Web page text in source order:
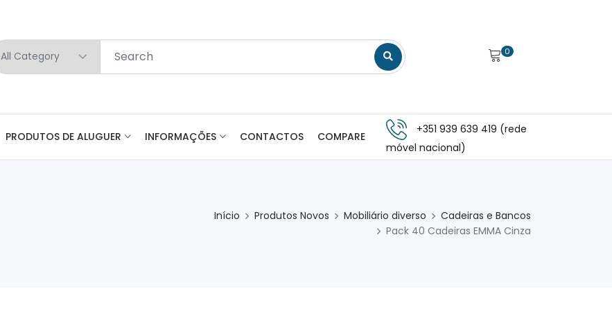
0
PRODUTOS DE ALUGUER INFORMAÇÕES CONTACTOS COMPARE
+351 939 639 419 (rede
móvel nacional)
Início Produtos Novos Mobiliário diverso
Cadeiras e Bancos
Pack 40 Cadeiras EMMA Cinza